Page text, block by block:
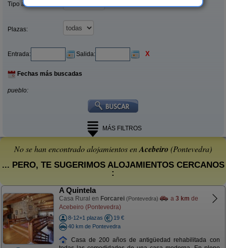
Tipo alquiler:
Plazas:
Entrada: Salida: X
Fechas más buscadas
pueblo:
MÁS FILTROS
No se han encontrado alojamientos enAcebeiro (Pontevedra)
... PERO, TE SUGERIMOS ALOJAMIENTOS CERCANOS
:
A Quintela
Casa Rural en Forcarei (Pontevedra) a 3 km de
Acebeiro (Pontevedra)
8-12+1 plazas
19 €
40 km de Pontevedra
Casa de 200 años de antigüedad rehabilitada con